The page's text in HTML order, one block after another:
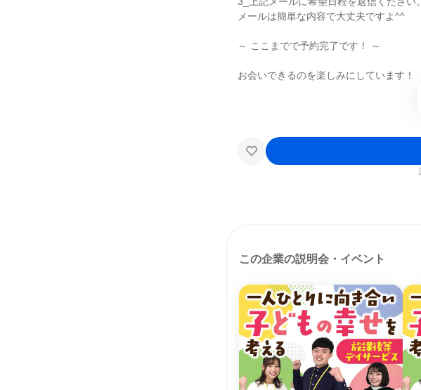
メールは簡単な内容で大丈夫ですよ^^
～ ここまでで予約完了です！ ～
お会いできるのを楽しみにしています！
この企業の説明会・イベント